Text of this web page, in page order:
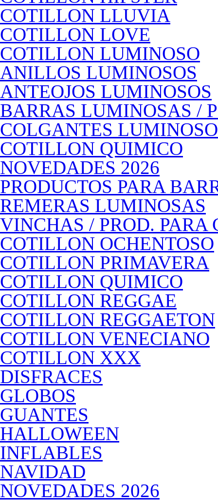
COTILLON LLUVIA
COTILLON LOVE
COTILLON LUMINOSO
ANILLOS LUMINOSOS
ANTEOJOS LUMINOSOS
BARRAS LUMINOSAS /
COLGANTES
COTILLON QUIMICO
NOVEDADES 2026
PRODUCTOS PARA
REMERAS LUMINOSAS
VINCHAS / PROD. PARA
COTILLON OCHENTOSO
COTILLON PRIMAVERA
COTILLON QUIMICO
COTILLON REGGAE
COTILLON REGGAETON
COTILLON VENECIANO
COTILLON XXX
DISFRACES
GLOBOS
GUANTES
HALLOWEEN
INFLABLES
NAVIDAD
NOVEDADES 2026